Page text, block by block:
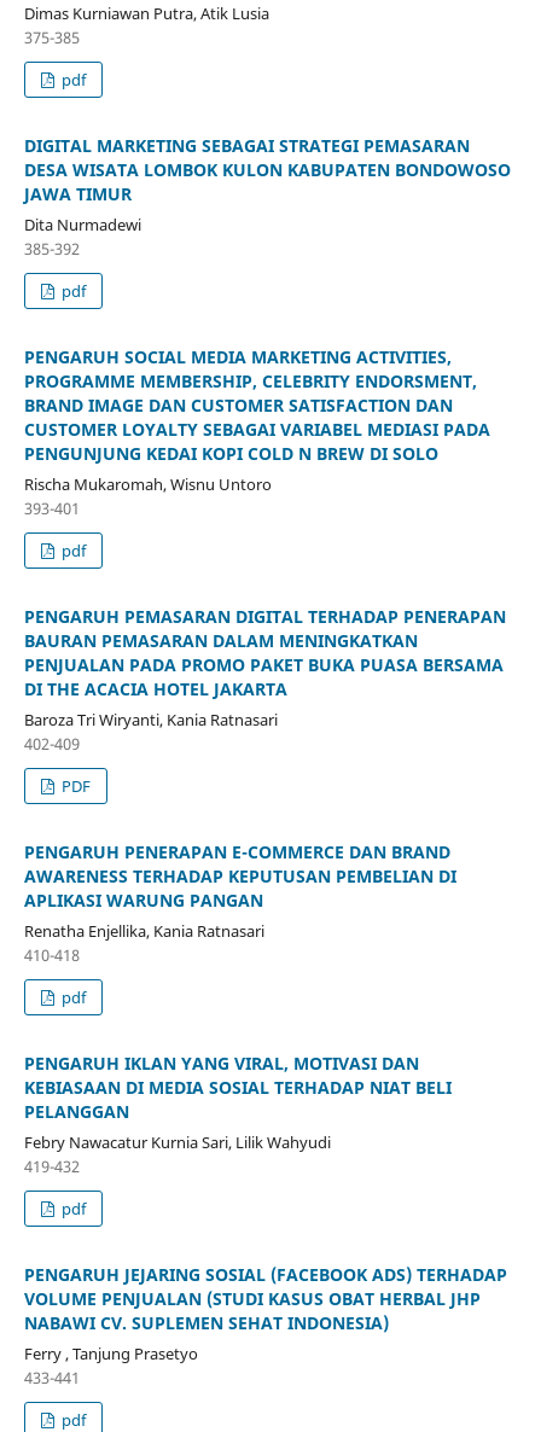
Dimas Kurniawan Putra, Atik Lusia
375-385
pdf
DIGITAL MARKETING SEBAGAI STRATEGI PEMASARAN
DESA WISATA LOMBOK KULON KABUPATEN BONDOWOSO
JAWA TIMUR
Dita Nurmadewi
385-392
pdf
PENGARUH SOCIAL MEDIA MARKETING ACTIVITIES,
PROGRAMME MEMBERSHIP, CELEBRITY ENDORSMENT,
BRAND IMAGE DAN CUSTOMER SATISFACTION DAN
CUSTOMER LOYALTY SEBAGAI VARIABEL MEDIASI PADA
PENGUNJUNG KEDAI KOPI COLD N BREW DI SOLO
Rischa Mukaromah, Wisnu Untoro
393-401
pdf
PENGARUH PEMASARAN DIGITAL TERHADAP PENERAPAN
BAURAN PEMASARAN DALAM MENINGKATKAN
PENJUALAN PADA PROMO PAKET BUKA PUASA BERSAMA
DI THE ACACIA HOTEL JAKARTA
Baroza Tri Wiryanti, Kania Ratnasari
402-409
PDF
PENGARUH PENERAPAN E-COMMERCE DAN BRAND
AWARENESS TERHADAP KEPUTUSAN PEMBELIAN DI
APLIKASI WARUNG PANGAN
Renatha Enjellika, Kania Ratnasari
410-418
pdf
PENGARUH IKLAN YANG VIRAL, MOTIVASI DAN
KEBIASAAN DI MEDIA SOSIAL TERHADAP NIAT BELI
PELANGGAN
Febry Nawacatur Kurnia Sari, Lilik Wahyudi
419-432
pdf
PENGARUH JEJARING SOSIAL (FACEBOOK ADS) TERHADAP
VOLUME PENJUALAN (STUDI KASUS OBAT HERBAL JHP
NABAWI CV. SUPLEMEN SEHAT INDONESIA)
Ferry , Tanjung Prasetyo
433-441
pdf